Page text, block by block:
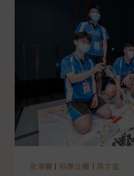
全港賽 科學比賽 英才盃